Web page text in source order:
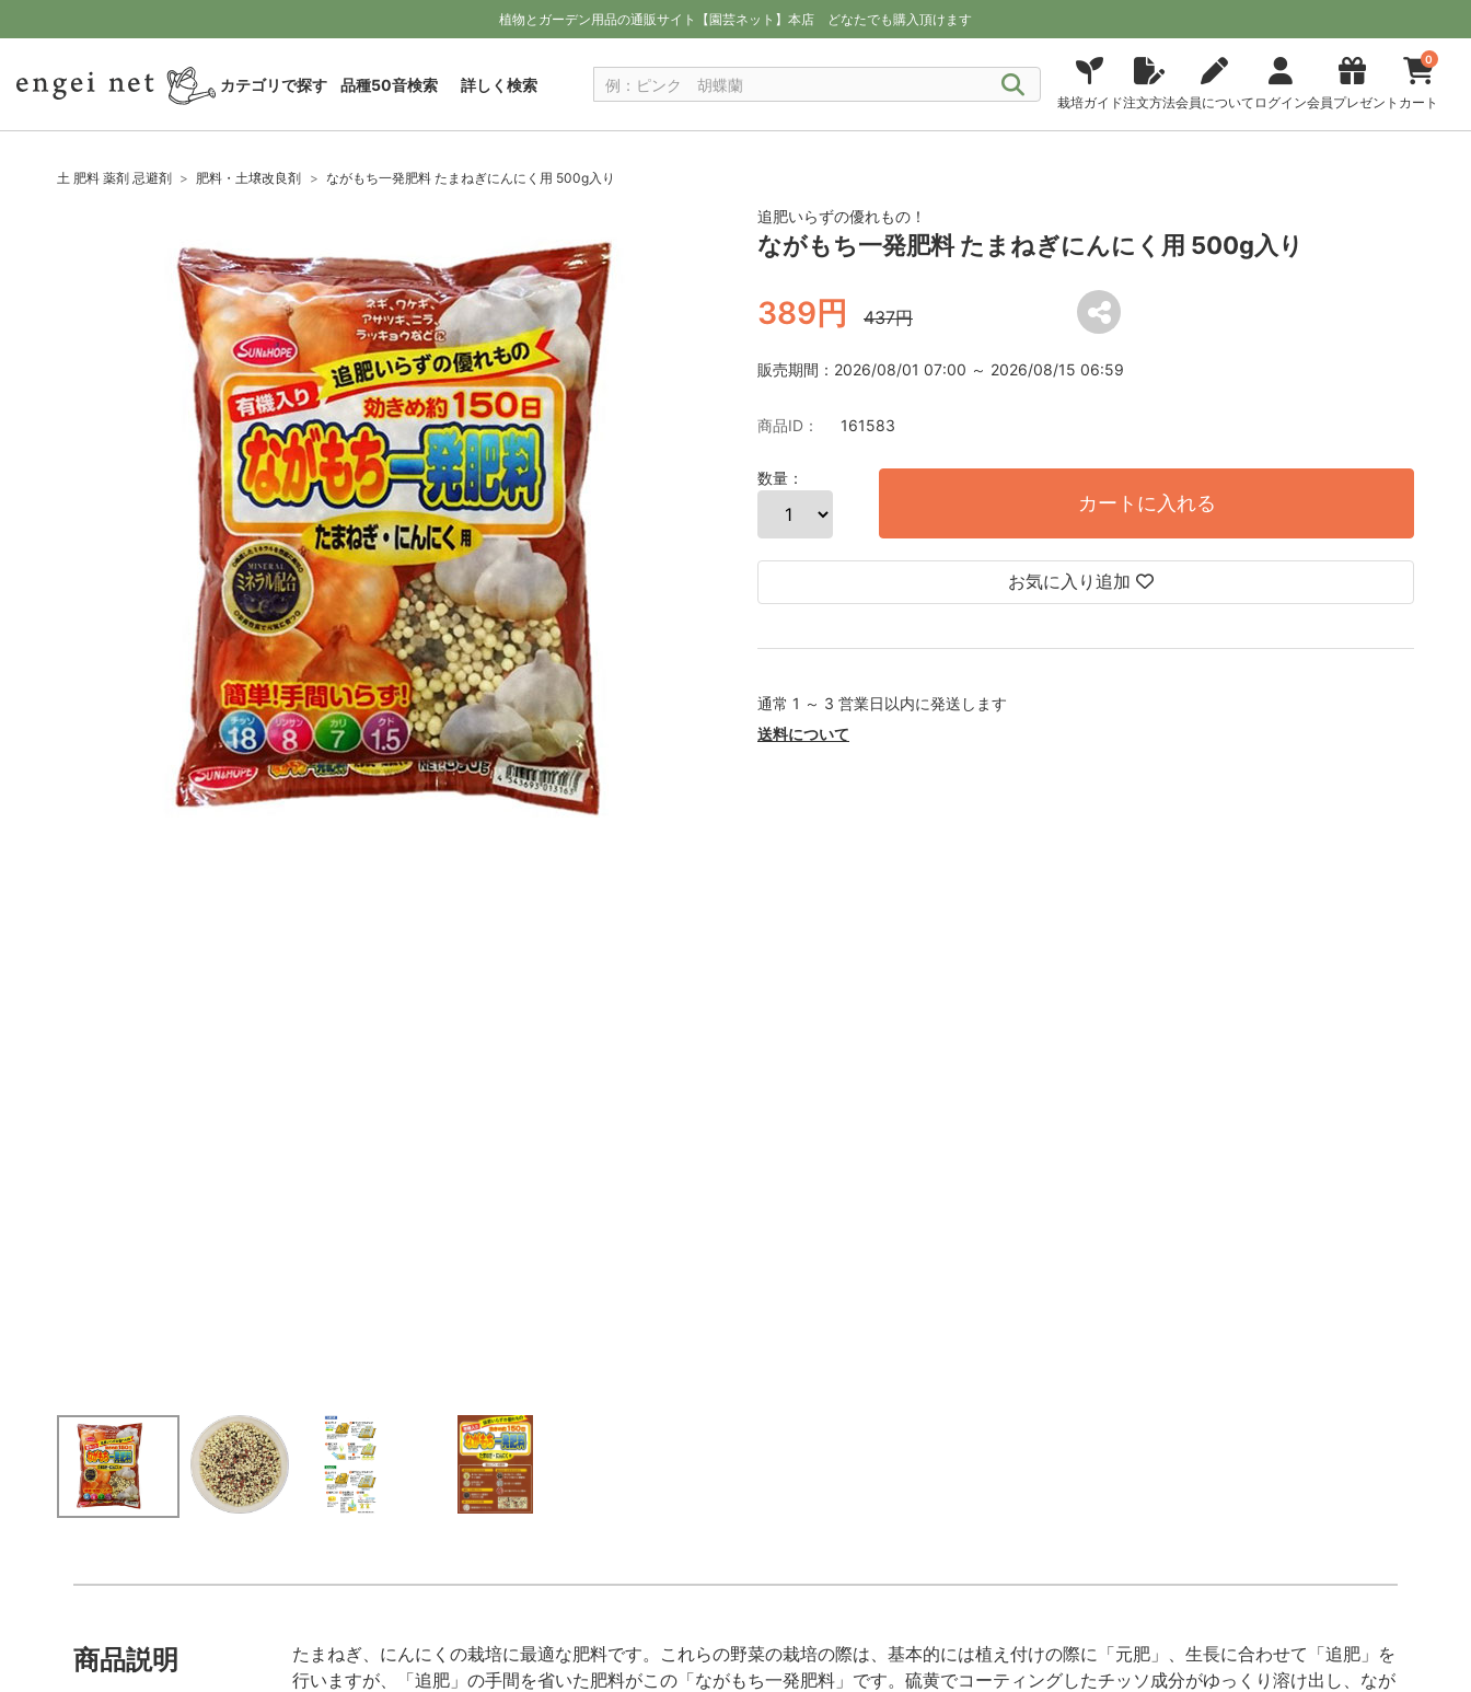
植物とガーデン用品の通販サイト【園芸ネット】本店 どなたでも購入頂けます
カテゴリで探す 品種50音検索 詳しく検索
栽培ガイド注文方法会員について ログイン会員プレゼント
0
カート
土 肥料 薬剤 忌避剤 肥料・土壌改良剤 ながもち一発肥料 たまねぎにんにく用 500g入り
追肥いらずの優れもの！
ながもち一発肥料 たまねぎにんにく用 500g入り
389円 437円
販売期間：2026/08/01 07:00 ～ 2026/08/15 06:59
商品ID： 161583
数量：
カートに入れる
お気に入り追加
通常 1 ～ 3 営業日以内に発送します
送料について
商品説明
たまねぎ、にんにくの栽培に最適な肥料です。これらの野菜の栽培の際は、基本的には植え付けの際に「元肥」、生長に合わせて「追肥」を
行いますが、「追肥」の手間を省いた肥料がこの「ながもち一発肥料」です。硫黄でコーティングしたチッソ成分がゆっくり溶け出し、なが